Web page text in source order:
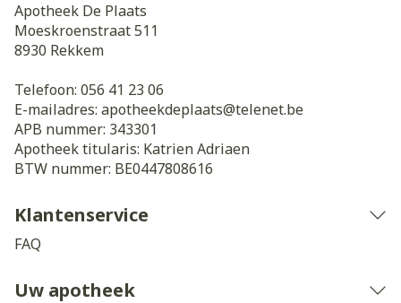
Apotheek De Plaats
Moeskroenstraat 511
8930 Rekkem
Telefoon: 056 41 23 06
E-mailadres: apotheekdeplaats@telenet.be
APB nummer: 343301
Apotheek titularis: Katrien Adriaen
BTW nummer: BE0447808616
Klantenservice
FAQ
Uw apotheek